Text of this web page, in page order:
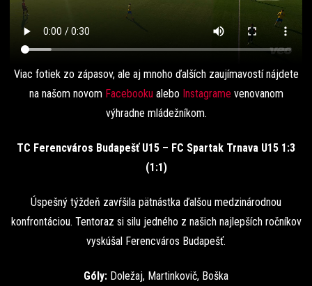
Viac fotiek zo zápasov, ale aj mnoho ďalších zaujímavostí nájdete
na našom novom Facebooku alebo Instagrame venovanom
výhradne mládežníkom.
TC Ferencváros Budapešť U15 – FC Spartak Trnava U15 1:3
(1:1)
Úspešný týždeň zavŕšila pätnástka ďalšou medzinárodnou
konfrontáciou. Tentoraz si silu jedného z našich najlepších ročníkov
vyskúšal Ferencváros Budapešť.
Góly: Doležaj, Martinkovič, Boška